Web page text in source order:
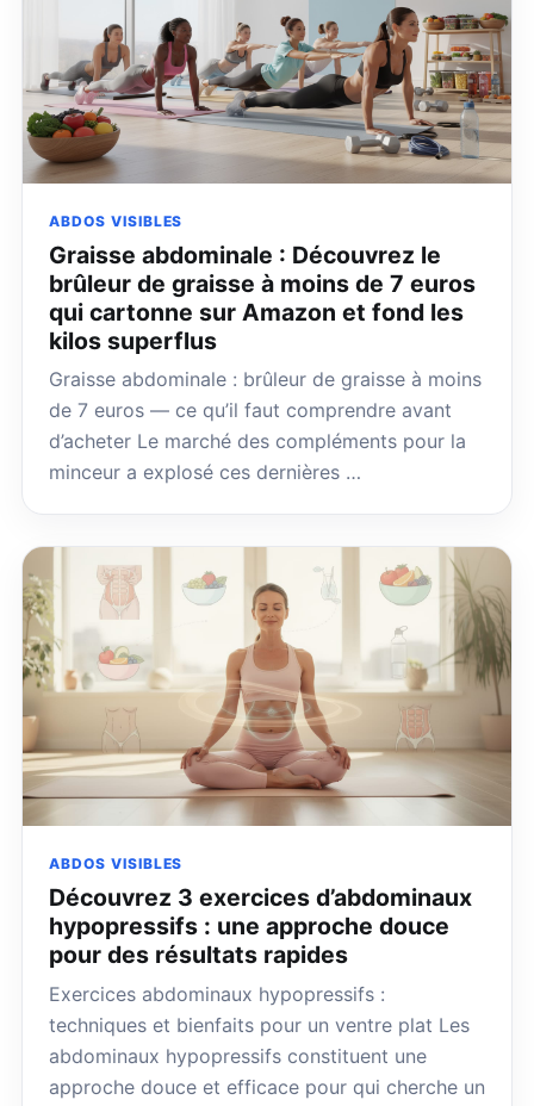
ABDOS VISIBLES
Graisse abdominale : Découvrez le
brûleur de graisse à moins de 7 euros
qui cartonne sur Amazon et fond les
kilos superflus
Graisse abdominale : brûleur de graisse à moins
de 7 euros — ce qu’il faut comprendre avant
d’acheter Le marché des compléments pour la
minceur a explosé ces dernières …
ABDOS VISIBLES
Découvrez 3 exercices d’abdominaux
hypopressifs : une approche douce
pour des résultats rapides
Exercices abdominaux hypopressifs :
techniques et bienfaits pour un ventre plat Les
abdominaux hypopressifs constituent une
approche douce et efficace pour qui cherche un